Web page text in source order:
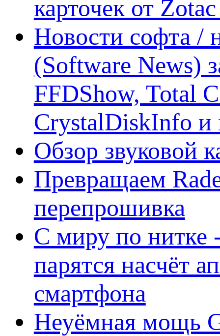
карточек от
Новости софта /
(Software News)
FFDShow, Total
CrystalDiskInfo и
Обзор звуковой
Превращаем
перепрошивка
С миру по нитке
парятся насчёт
смартфона
Неуёмная мощь